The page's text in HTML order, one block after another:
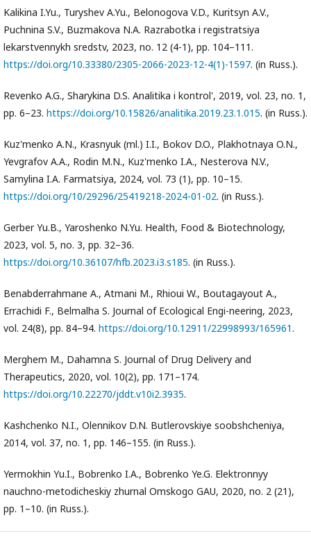
Kalikina I.Yu., Turyshev A.Yu., Belonogova V.D., Kuritsyn A.V.,
Puchnina S.V., Buzmakova N.A. Razrabotka i registratsiya
lekarstvennykh sredstv, 2023, no. 12 (4-1), pp. 104–111.
https://doi.org/10.33380/2305-2066-2023-12-4(1)-1597. (in Russ.).
Revenko A.G., Sharykina D.S. Analitika i kontrol', 2019, vol. 23, no. 1,
pp. 6–23. https://doi.org/10.15826/analitika.2019.23.1.015. (in Russ.).
Kuz'menko A.N., Krasnyuk (ml.) I.I., Bokov D.O., Plakhotnaya O.N.,
Yevgrafov A.A., Rodin M.N., Kuz'menko I.A., Nesterova N.V.,
Samylina I.A. Farmatsiya, 2024, vol. 73 (1), pp. 10–15.
https://doi.org/10/29296/25419218-2024-01-02. (in Russ.).
Gerber Yu.B., Yaroshenko N.Yu. Health, Food & Biotechnology,
2023, vol. 5, no. 3, pp. 32–36.
https://doi.org/10.36107/hfb.2023.i3.s185. (in Russ.).
Benabderrahmane A., Atmani M., Rhioui W., Boutagayout A.,
Errachidi F., Belmalha S. Journal of Ecological Engi-neering, 2023,
vol. 24(8), pp. 84–94. https://doi.org/10.12911/22998993/165961.
Merghem M., Dahamna S. Journal of Drug Delivery and
Therapeutics, 2020, vol. 10(2), pp. 171–174.
https://doi.org/10.22270/jddt.v10i2.3935.
Kashchenko N.I., Olennikov D.N. Butlerovskiye soobshcheniya,
2014, vol. 37, no. 1, pp. 146–155. (in Russ.).
Yermokhin Yu.I., Bobrenko I.A., Bobrenko Ye.G. Elektronnyy
nauchno-metodicheskiy zhurnal Omskogo GAU, 2020, no. 2 (21),
pp. 1–10. (in Russ.).